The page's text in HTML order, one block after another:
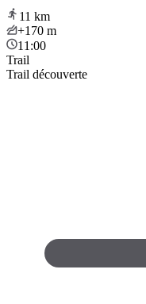
11 km
+170 m
11:00
Trail
Trail découverte